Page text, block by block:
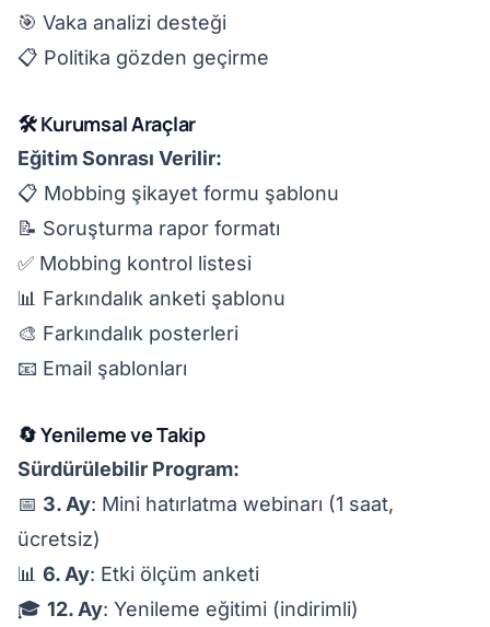
🎯 Vaka analizi desteği
📋 Politika gözden geçirme
🛠️ Kurumsal Araçlar
Eğitim Sonrası Verilir:
📋 Mobbing şikayet formu şablonu
📝 Soruşturma rapor formatı
✅ Mobbing kontrol listesi
📊 Farkındalık anketi şablonu
🎨 Farkındalık posterleri
📧 Email şablonları
🔄 Yenileme ve Takip
Sürdürülebilir Program:
📅 3. Ay: Mini hatırlatma webinarı (1 saat,
ücretsiz)
📊 6. Ay: Etki ölçüm anketi
🎓 12. Ay: Yenileme eğitimi (indirimli)